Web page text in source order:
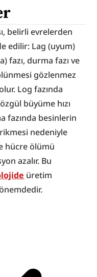
belirli evrelerden
edilir: Lag (uyum)
fazı, durma fazı ve
gözlenmez
Log fazında
büyüme hızı
fazında besinlerin
nedeniyle
hücre ölümü
azalır. Bu
üretim